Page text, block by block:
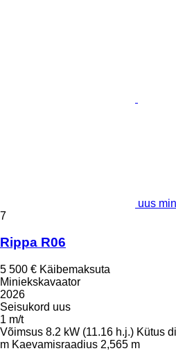
uus
7
Rippa R06
5 500 € Käibemaksuta
Miniekskavaator
2026
Seisukord uus
1 m/t
Võimsus 8.2 kW (11.16 h.j.) Kütus
m Kaevamisraadius 2,565 m